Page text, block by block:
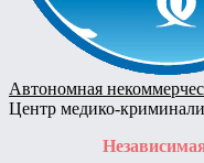
Автономная
Центр медико-